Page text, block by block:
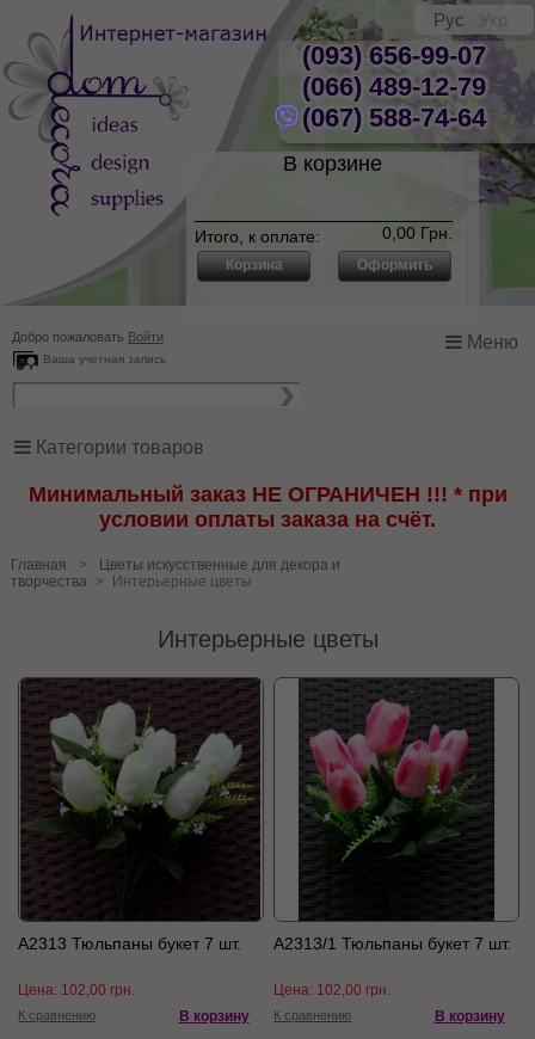
Рус Укр
(093) 656-99-07
(066) 489-12-79
(067) 588-74-64
В корзине
0,00 Грн.
Итого, к оплате:
Корзина Оформить
Добро пожаловать Войти
Ваша учетная запись
Меню
Категории товаров
Минимальный заказ НЕ ОГРАНИЧЕН !!! * при
условии оплаты заказа на счёт.
Главная >
Цветы искусственные для декора и
творчества > Интерьерные цветы
Интерьерные цветы
А2313 Тюльпаны букет 7 шт.
Цена: 102,00 грн.
К сравнению В корзину
А2313/1 Тюльпаны букет 7 шт.
Цена: 102,00 грн.
К сравнению В корзину